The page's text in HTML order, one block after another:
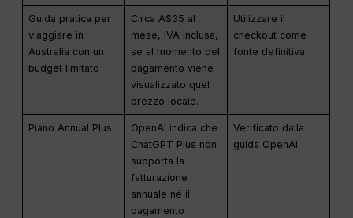
Guida pratica per
viaggiare in
Australia con un
budget limitato
Circa A$35 al
mese, IVA inclusa,
se al momento del
pagamento viene
visualizzato quel
prezzo locale.
Utilizzare il
checkout come
fonte definitiva
Piano Annual Plus
OpenAI indica che
ChatGPT Plus non
supporta la
fatturazione
annuale né il
pagamento
Verificato dalla
guida OpenAI